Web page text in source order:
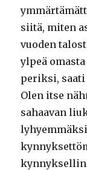
siitä, miten
vuoden
ylpeä
periksi,
Olen itse
sahaavan